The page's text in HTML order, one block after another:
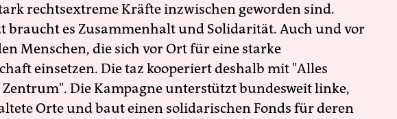
rechtsextreme Kräfte inzwischen geworden sind.
braucht es Zusammenhalt und Solidarität. Auch und vor
Menschen, die sich vor Ort für eine starke
einsetzen. Die taz kooperiert deshalb mit "Alles
Die Kampagne unterstützt bundesweit linke,
Orte und baut einen solidarischen Fonds für deren